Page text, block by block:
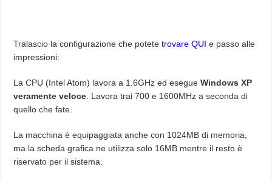
Tralascio la configurazione che potetetrovare QUI e passo alle
impressioni:
La CPU (Intel Atom) lavora a 1.6GHz ed esegueWindows XP
veramente veloce . Lavora trai 700 e 1600MHz a seconda di
quello che fate.
La macchina è equipaggiata anche con 1024MB di memoria,
ma la scheda grafica ne utilizza solo 16MB mentre il resto è
riservato per il sistema.